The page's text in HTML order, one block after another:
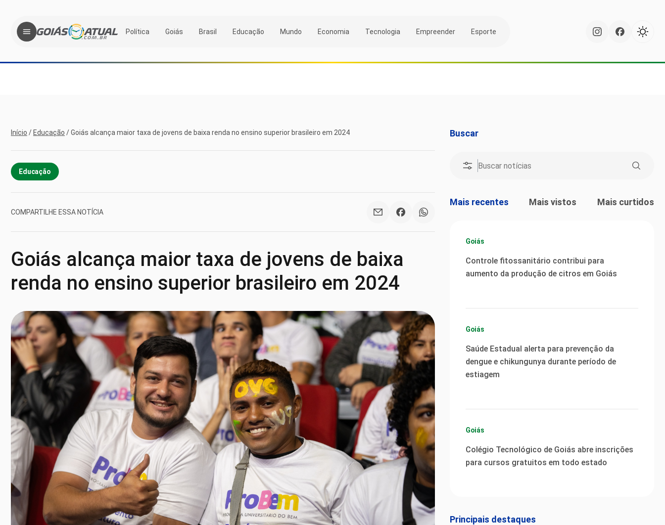
Política Goiás Brasil Educação Mundo Economia Tecnologia Empreender Esporte
Início / Educação /Goiás alcança maior taxa de jovens de baixa renda no ensino superior brasileiro em 2024
Educação
COMPARTILHE ESSA NOTÍCIA
Goiás alcança maior taxa de jovens de baixa
renda no ensino superior brasileiro em 2024
Buscar
Mais recentes Mais vistos Mais curtidos
Goiás
Controle fitossanitário contribui para
aumento da produção de citros em Goiás
Goiás
Saúde Estadual alerta para prevenção da
dengue e chikungunya durante período de
estiagem
Goiás
Colégio Tecnológico de Goiás abre inscrições
para cursos gratuitos em todo estado
Principais destaques